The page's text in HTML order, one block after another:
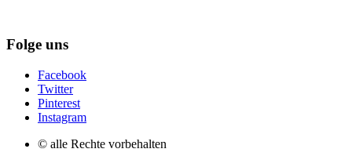
Folge uns
Facebook
Twitter
Pinterest
Instagram
© alle Rechte vorbehalten